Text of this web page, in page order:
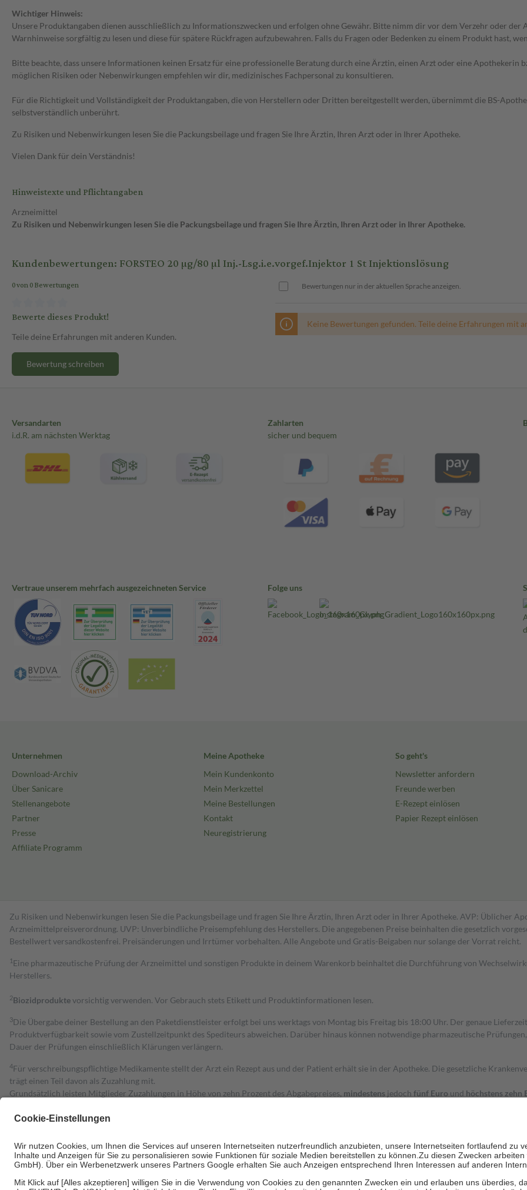
Wichtiger Hinweis:
Unsere Produktangaben dienen ausschließlich zu Informationszwecken und erfolgen ohne Gewähr. Bitte nimm dir vor dem Verzehr oder
Warnhinweise sorgfältig zu lesen und diese für spätere Rückfragen aufzubewahren. Falls du Fragen oder Bedenken zu einem Produkt hast,
Bitte beachte, dass unsere Informationen keinen Ersatz für eine professionelle Beratung durch eine Ärztin, einen Arzt oder eine Apothekerin
möglichen Risiken oder Nebenwirkungen empfehlen wir dir, medizinisches Fachpersonal zu konsultieren.
Für die Richtigkeit und Vollständigkeit der Produktangaben, die von Herstellern oder Dritten bereitgestellt werden, übernimmt die BS-
selbstverständlich unberührt.
Zu Risiken und Nebenwirkungen lesen Sie die Packungsbeilage und fragen Sie Ihre Ärztin, Ihren Arzt oder in Ihrer Apotheke.
Vielen Dank für dein Verständnis!
Hinweistexte und Pflichtangaben
Arzneimittel
Zu Risiken und Nebenwirkungen lesen Sie die Packungsbeilage und fragen Sie Ihre Ärztin, Ihren Arzt oder in Ihrer Apotheke.
Kundenbewertungen: FORSTEO 20 µg/80 µl Inj.-Lsg.i.e.vorgef.Injektor 1 St Injektionslösung
0 von 0 Bewertungen
Bewerte dieses Produkt!
Teile deine Erfahrungen mit anderen Kunden.
Bewertung schreiben
Bewertungen nur in der aktuellen Sprache anzeigen.
Keine Bewertungen gefunden. Teile deine Erfahrungen mit
Versandarten
i.d.R. am nächsten Werktag
Zahlarten
sicher und bequem
Vertraue unserem mehrfach ausgezeichneten Service Folge uns
Unternehmen
Download-Archiv
Über Sanicare
Stellenangebote
Partner
Presse
Affiliate Programm
Meine Apotheke
Mein Kundenkonto
Mein Merkzettel
Meine Bestellungen
Kontakt
Neuregistrierung
So geht's
Newsletter anfordern
Freunde werben
E-Rezept einlösen
Papier Rezept einlösen
Zu Risiken und Nebenwirkungen lesen Sie die Packungsbeilage und fragen Sie Ihre Ärztin, Ihren Arzt oder in Ihrer Apotheke. AVP: Üblicher
Arzneimittelpreisverordnung. UVP: Unverbindliche Preisempfehlung des Herstellers. Die angegebenen Preise beinhalten die gesetzlich
Bestell­wert versand­kosten­frei. Preisänderungen und Irrtümer vorbehalten. Alle Angebote und Gratis-Beigaben nur solange der Vorrat reicht.
1 Eine pharmazeutische Prüfung der Arzneimittel und sonstigen Produkte in deinem Warenkorb beinhaltet die Durchführung von
Herstellers.
2Biozidproduktevorsichtig verwenden. Vor Gebrauch stets Etikett und Produktinformationen lesen.
3Die Übergabe deiner Bestellung an den Paketdienstleister erfolgt bei uns werktags von Montag bis Freitag bis 18:00 Uhr. Der genaue
Produktverfügbarkeit sowie vom Zustellzeitpunkt des Spediteurs abweichen. Darüber hinaus können notwendige pharmazeutische
Dauer der Prüfungen einschließlich Klärungen verlängern.
4Für verschreibungspflichtige Medikamente stellt der Arzt ein Rezept aus und der Patient erhält sie in der Apotheke. Die gesetzliche
trägt einen Teil davon als Zuzahlung mit.
Grundsätzlich leisten Mitglieder Zuzahlungen in Höhe von zehn Prozent des Abgabepreises, mindestens jedoch fünf Euro und höchstens zehn
Diese Regeln gelten grundsätzlich auch für Online-Apotheken.
Um das Engagement der Versicherten für ihre eigene Gesundheit zu stärken und die besondere Stellung der Familie zu unterstützen, fallen
• Kindern und Jugendlichen bis zum vollendeten 18. Lebensjahr mit Ausnahme der Fahrkosten
• Untersuchungen zur Vorsorge und Früherkennung, die von der GKV getragen werden
• empfohlenen Schutzimpfungen